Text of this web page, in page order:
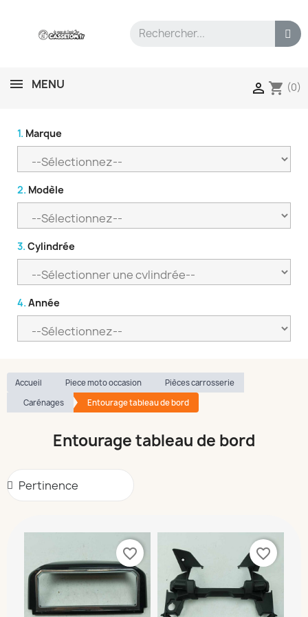
MENU  shopping_cart (0)
1. Marque
2. Modèle
3. Cylindrée
4. Année
Accueil Piece moto occasion
Pièces carrosserie
Carénages
Entourage tableau de bord
Entourage tableau de bord
favorite_border favorite_border